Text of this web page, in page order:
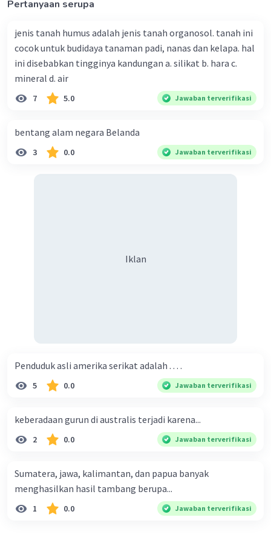
antara pengusaha mebel dan masyarakat
Pemerintah perlu membuat kebijakan
yang mengatur pemanfaatan hutan
secara berkelanjutan.
memperhatikan kepentingan berbagai
pihak yang terkait, termasuk pengusaha
lingkungan.
Pengusaha mebel dan masyarakat
sekitar perlu melakukan dialog untuk
memanfaatkan hutan secara
pengusaha mebel dan masyarakat sekitar dapat
diselesaikan dengan baik.
Koko D
C. Perbedaan kepentingan
Maaf kalau salah
Pertanyaan serupa
jenis tanah humus adalah jenis tanah organosol. tanah ini
cocok untuk budidaya tanaman padi, nanas dan kelapa. hal
ini disebabkan tingginya kandungan a. silikat b. hara c.
mineral d. air
7 5.0 Jawaban terverifikasi
bentang alam negara Belanda
3 0.0 Jawaban terverifikasi
Iklan
Penduduk asli amerika serikat adalah . . . .
5 0.0 Jawaban terverifikasi
keberadaan gurun di australis terjadi karena...
2 0.0 Jawaban terverifikasi
Sumatera, jawa, kalimantan, dan papua banyak
menghasilkan hasil tambang berupa...
1 0.0 Jawaban terverifikasi